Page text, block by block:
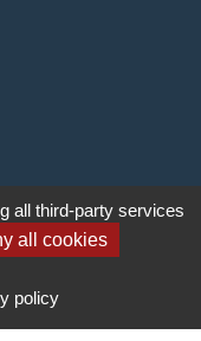
all third-party services
all cookies
policy